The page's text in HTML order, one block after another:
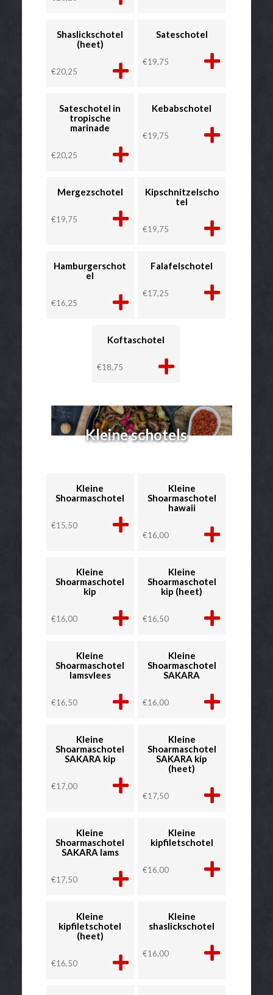
Shaslickschotel
(heet)
€20,25
Sateschotel
€19,75
Sateschotel in
tropische
marinade
€20,25
Kebabschotel
€19,75
Mergezschotel
€19,75
Kipschnitzelscho
tel
€19,75
Hamburgerschot
el
€16,25
Falafelschotel
€17,25
Koftaschotel
€18,75
Kleine schotels
Kleine
Shoarmaschotel
€15,50
Kleine
Shoarmaschotel
hawaii
€16,00
Kleine
Shoarmaschotel
kip
€16,00
Kleine
Shoarmaschotel
kip (heet)
€16,50
Kleine
Shoarmaschotel
lamsvlees
€16,50
Kleine
Shoarmaschotel
SAKARA
€16,00
Kleine
Shoarmaschotel
SAKARA kip
€17,00
Kleine
Shoarmaschotel
SAKARA kip
(heet)
€17,50
Kleine
Shoarmaschotel
SAKARA lams
€17,50
Kleine
kipfiletschotel
€16,00
Kleine
kipfiletschotel
(heet)
€16,50
Kleine
shaslickschotel
€16,00